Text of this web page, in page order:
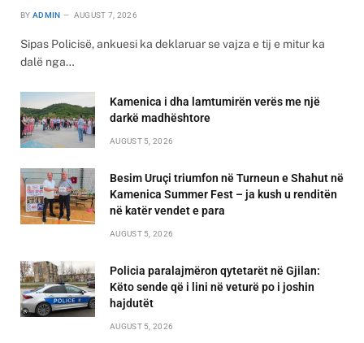
BY ADMIN AUGUST 7, 2026
Sipas Policisë, ankuesi ka deklaruar se vajza e tij e mitur ka
dalë nga…
Kamenica i dha lamtumirën verës me një
darkë madhështore
AUGUST 5, 2026
Besim Uruçi triumfon në Turneun e Shahut në
Kamenica Summer Fest – ja kush u renditën
në katër vendet e para
AUGUST 5, 2026
Policia paralajmëron qytetarët në Gjilan:
Këto sende që i lini në veturë po i joshin
hajdutët
AUGUST 5, 2026